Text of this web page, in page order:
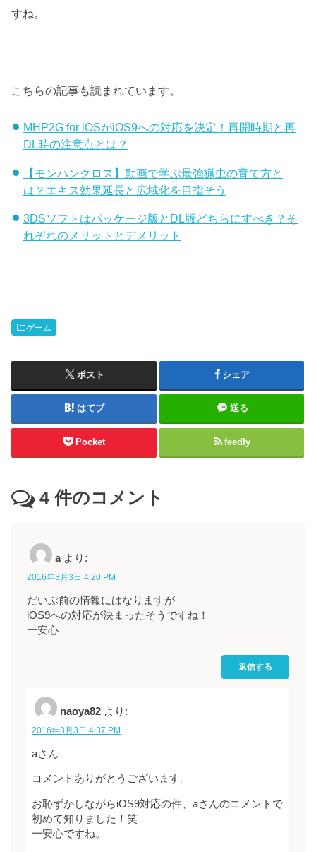
すね。
こちらの記事も読まれています。
MHP2G for iOSがiOS9への対応を決定！再開時期と再
DL時の注意点とは？
【モンハンクロス】動画で学ぶ最強猟虫の育て方と
は？エキス効果延長と広域化を目指そう
3DSソフトはパッケージ版とDL版どちらにすべき？そ
れぞれのメリットとデメリット
ゲーム
ポスト シェア
はてブ 送る
Pocket feedly
4 件のコメント
a より:
2016年3月3日 4:20 PM
だいぶ前の情報にはなりますが
iOS9への対応が決まったそうですね！
一安心
返信する
naoya82 より:
2016年3月3日 4:37 PM
aさん
コメントありがとうございます。
お恥ずかしながらiOS9対応の件、aさんのコメントで
初めて知りました！笑
一安心ですね。